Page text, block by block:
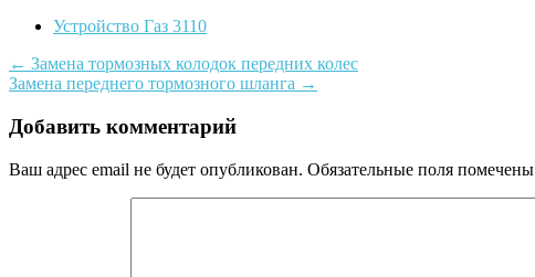
Устройство Газ 3110
Post
navigation
← Замена тормозных колодок передних колес
Замена переднего тормозного шланга →
Добавить комментарий
Ваш адрес email не будет опубликован. Обязательные поля помечены